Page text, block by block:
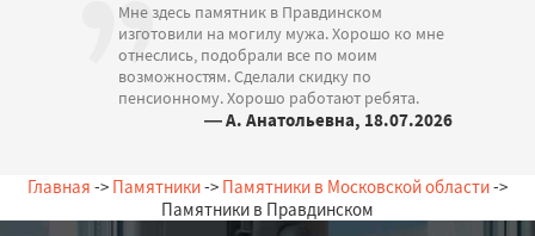
Мне здесь памятник в Правдинском
изготовили на могилу мужа. Хорошо ко мне
отнеслись, подобрали все по моим
возможностям. Сделали скидку по
пенсионному. Хорошо работают ребята.
— А. Анатольевна, 18.07.2026
Главная -> Памятники-> Памятники в Московской области->
Памятники в Правдинском